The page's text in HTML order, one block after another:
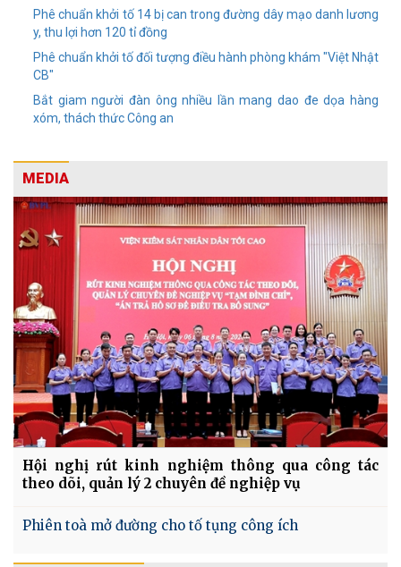
Phê chuẩn khởi tố 14 bị can trong đường dây mạo danh lương
y, thu lợi hơn 120 tỉ đồng
Phê chuẩn khởi tố đối tượng điều hành phòng khám "Việt Nhật
CB"
Bắt giam người đàn ông nhiều lần mang dao đe dọa hàng
xóm, thách thức Công an
MEDIA
Hội nghị rút kinh nghiệm thông qua công tác
theo dõi, quản lý 2 chuyên đề nghiệp vụ
Phiên toà mở đường cho tố tụng công ích